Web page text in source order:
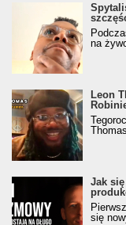
na
Leon
Jak
się